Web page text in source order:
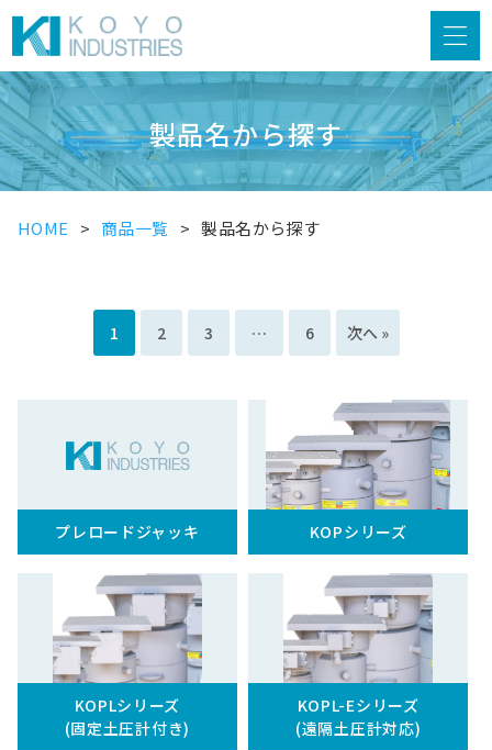
製品名から探す
HOME 商品一覧 製品名から探す
1 2 3 … 6 次へ »
プレロードジャッキ KOPシリーズ
KOPLシリーズ
(固定土圧計付き)
KOPL-Eシリーズ
(遠隔土圧計対応)